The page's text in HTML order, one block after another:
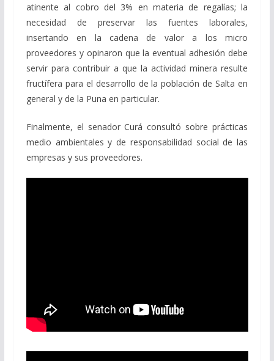
atinente al cobro del 3% en materia de regalías; la
necesidad de preservar las fuentes laborales,
insertando en la cadena de valor a los micro
proveedores y opinaron que la eventual adhesión debe
servir para contribuir a que la actividad minera resulte
fructífera para el desarrollo de la población de Salta en
general y de la Puna en particular.
Finalmente, el senador Curá consultó sobre prácticas
medio ambientales y de responsabilidad social de las
empresas y sus proveedores.